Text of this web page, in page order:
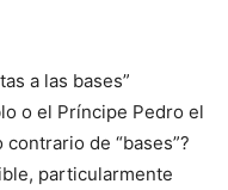
a las bases”
o el Príncipe Pedro el
de “bases”?
particularmente